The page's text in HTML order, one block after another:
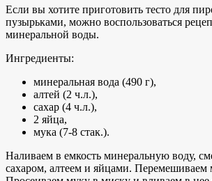
Если вы хотите приготовить тесто для
пузырьками, можно воспользоваться
минеральной воды.
Ингредиенты:
минеральная вода (490 г),
алтей (2 ч.л.),
сахар (4 ч.л.),
2 яйца,
мука (7-8 стак.).
Наливаем в емкость минеральную воду,
сахаром, алтеем и яйцами. Перемешиваем